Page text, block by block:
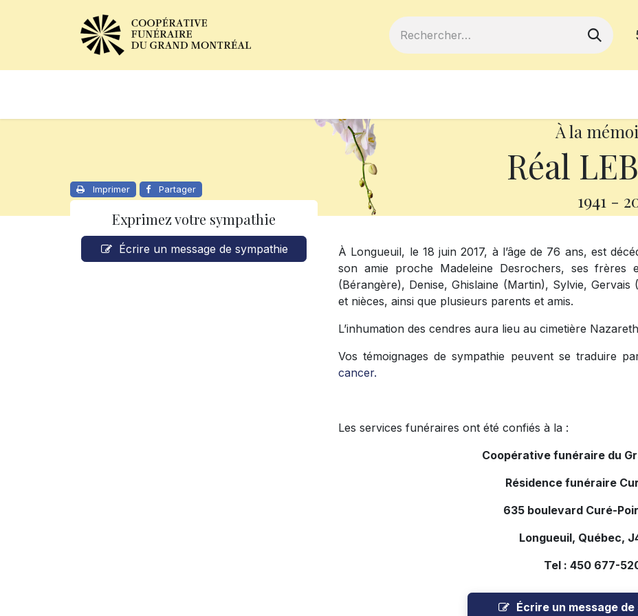
À la
Réal
1941 -
Imprimer Partager
Exprimez votre sympathie
Écrire un message de sympathie
À Longueuil, le 18 juin 2017, à l’âge de 76 ans, est
son amie proche Madeleine Desrochers, ses frères
(Bérangère), Denise, Ghislaine (Martin), Sylvie,
et nièces, ainsi que plusieurs parents et amis.
L’inhumation des cendres aura lieu au cimetière
Vos témoignages de sympathie peuvent se traduire
cancer.
Les services funéraires ont été confiés à la :
Coopérative funéraire du
Résidence funéraire
635 boulevard Curé-
Longueuil, Québec,
Tel : 450 677-
Écrire un message